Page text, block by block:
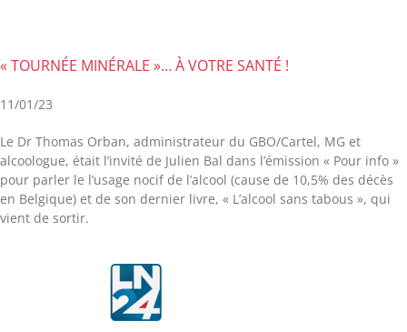
« TOURNÉE MINÉRALE »… À VOTRE SANTÉ !
11/01/23
Le Dr Thomas Orban, administrateur du GBO/Cartel, MG et
alcoologue, était l’invité de Julien Bal dans l’émission « Pour info »
pour parler le l’usage nocif de l’alcool (cause de 10,5% des décès
en Belgique) et de son dernier livre, « L’alcool sans tabous », qui
vient de sortir.